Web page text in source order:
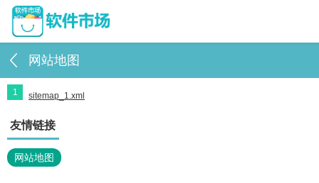
网站地图
1 sitemap_1.xml
友情链接
网站地图